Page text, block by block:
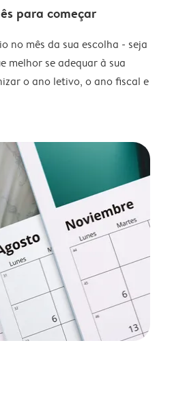
para começar
no mês da sua escolha - seja
melhor se adequar à sua
o ano letivo, o ano fiscal e